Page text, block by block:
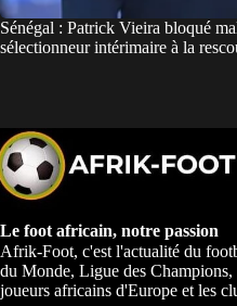
Sénégal : Patrick Vieira bloqué
sélectionneur intérimaire à la
Le foot africain, notre passion
Afrik-Foot, c'est l'actualité du
du Monde, Ligue des Champions,
joueurs africains d'Europe et les